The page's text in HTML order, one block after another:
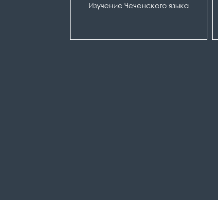
Изучение Чеченского языка